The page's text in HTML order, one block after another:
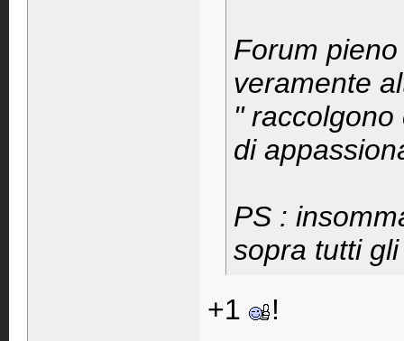
Forum
veramente
"
di
PS :
sopra tutti
+1
!